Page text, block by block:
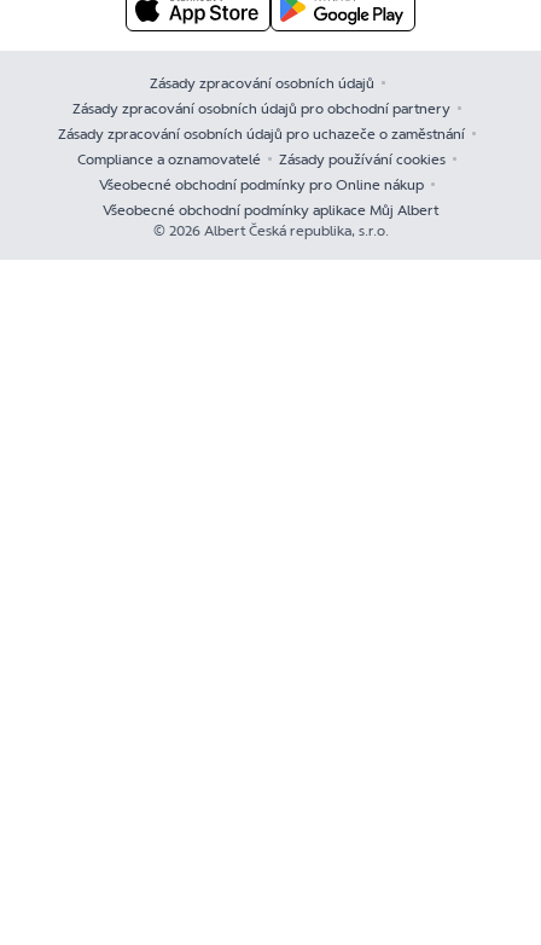
Zásady zpracování osobních údajů
Zásady zpracování osobních údajů pro obchodní partnery
Zásady zpracování osobních údajů pro uchazeče o zaměstnání
Compliance a oznamovatelé
Zásady používání cookies
Všeobecné obchodní podmínky pro Online nákup
Všeobecné obchodní podmínky aplikace Můj Albert
© 2026 Albert Česká republika, s.r.o.